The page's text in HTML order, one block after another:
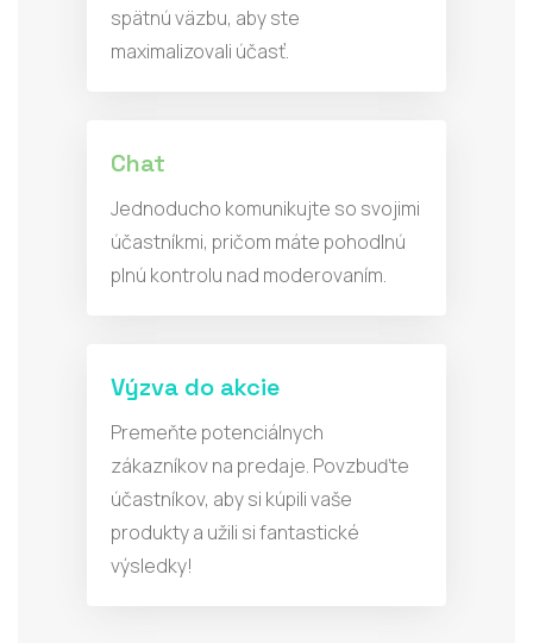
spätnú väzbu, aby ste
maximalizovali účasť.
Chat
Jednoducho komunikujte so svojimi
účastníkmi, pričom máte pohodlnú
plnú kontrolu nad moderovaním.
Výzva do akcie
Premeňte potenciálnych
zákazníkov na predaje. Povzbuďte
účastníkov, aby si kúpili vaše
produkty a užili si fantastické
výsledky!